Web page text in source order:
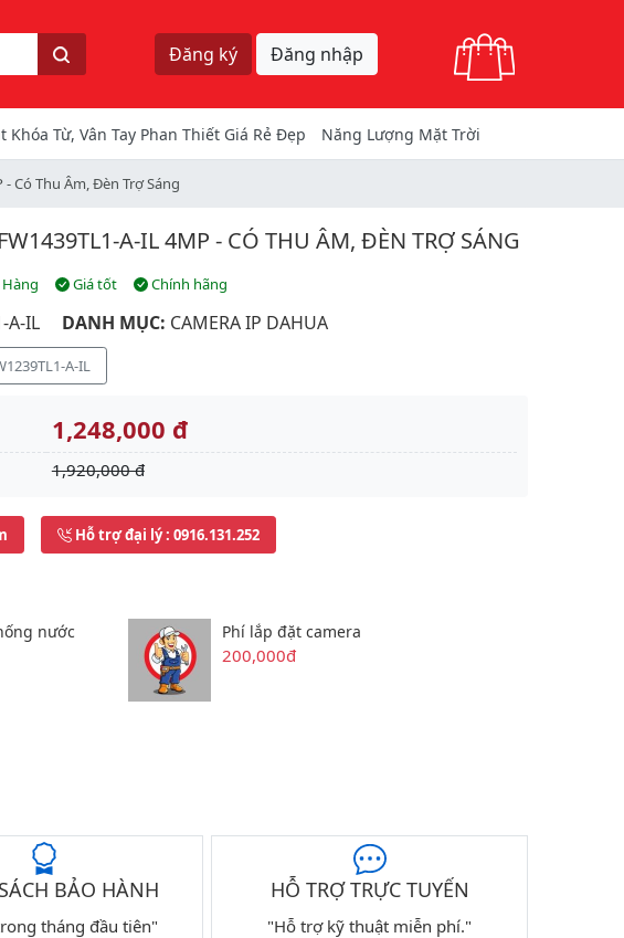
Tìm kiếm
Đăng ký Đăng nhập
Khóa Từ, Vân Tay Phan Thiết Giá Rẻ Đẹp Năng Lượng Mặt Trời
- Có Thu Âm, Đèn Trợ Sáng
A-IL 4MP - CÓ THU ÂM, ĐÈN TRỢ SÁNG
Giá tốt Chính hãng
A-IL DANH MỤC: CAMERA IP DAHUA
A-IL
1,248,000 đ
1,920,000 đ
Hỗ trợ đại lý: 0916.131.252
nước
Phí lắp đặt camera
200,000đ
BẢO HÀNH
tháng đầu tiên"
HỖ TRỢ TRỰC TUYẾN
"Hỗ trợ kỹ thuật miễn phí."